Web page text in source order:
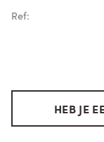
Ref:
HEB JE